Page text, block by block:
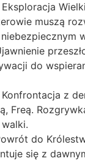
Eksploracja
muszą
do
Konfrontacja z
Freą.
do
się z